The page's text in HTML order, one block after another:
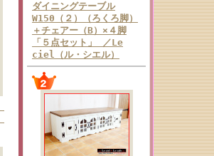
ダイニングテーブル
W150（２）（ろくろ脚）
＋チェアー（B）×４脚
「５点セット」 ／Le
ciel（ル・シエル）